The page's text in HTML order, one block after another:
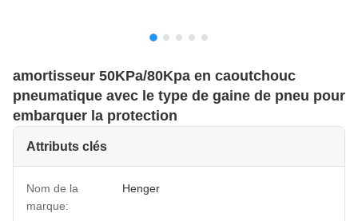
amortisseur 50KPa/80Kpa en caoutchouc
pneumatique avec le type de gaine de pneu pour
embarquer la protection
Attributs clés
Nom de la
marque:
Henger